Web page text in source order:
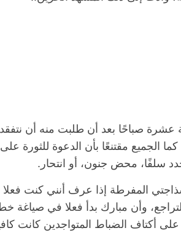
عشرة صباحًا بعد أن طلبت منه أن نتفقد
الجميع مقتنعًا بأن الدعوة للثورة
سلفًا، محض جنون، أو انتحار.
المفرطة إذا عرف أنني كنت فعلا
وأن مبارك بدأ فعلا في صياغة
على أكتاف الضباط المتواجدين كانت